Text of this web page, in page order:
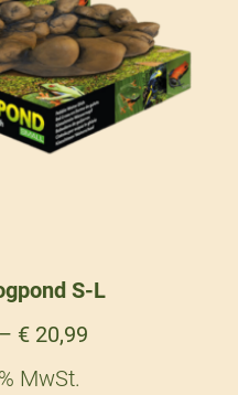
S-L
– € 20,99
MwSt.